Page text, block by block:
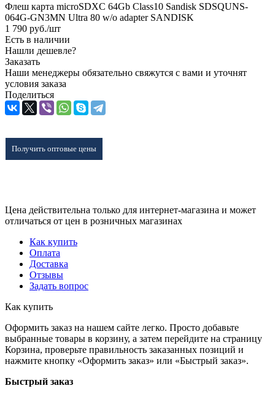
Флеш карта microSDXC 64Gb Class10 Sandisk SDSQUNS-
064G-GN3MN Ultra 80 w/o adapter SANDISK
1 790 руб./шт
Есть в наличии
Нашли дешевле?
Заказать
Наши менеджеры обязательно свяжутся с вами и уточнят
условия заказа
Поделиться
Получить оптовые цены
Цена действительна только для интернет-магазина и может
отличаться от цен в розничных магазинах
Как купить
Оплата
Доставка
Отзывы
Задать вопрос
Как купить
Оформить заказ на нашем сайте легко. Просто добавьте
выбранные товары в корзину, а затем перейдите на страницу
Корзина, проверьте правильность заказанных позиций и
нажмите кнопку «Оформить заказ» или «Быстрый заказ».
Быстрый заказ